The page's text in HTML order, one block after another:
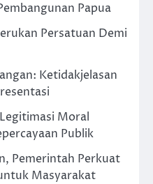
Papua
Persatuan Demi
Ketidakjelasan
Moral
Publik
Pemerintah Perkuat
Masyarakat